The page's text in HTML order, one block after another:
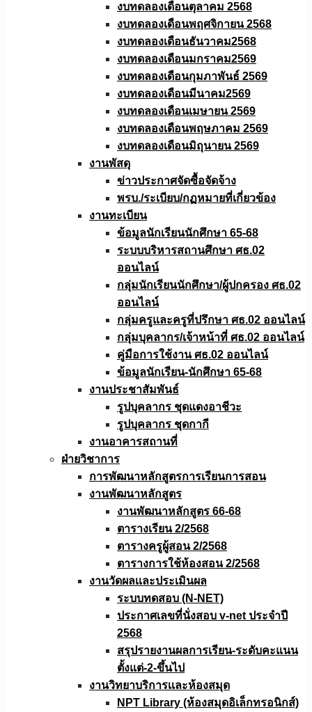
งบทดลองเดือนตุลาคม 2568
งบทดลองเดือนพฤศจิกายน 2568
งบทดลองเดือนธันวาคม2568
งบทดลองเดือนมกราคม2569
งบทดลองเดือนกุมภาพันธ์ 2569
งบทดลองเดือนมีนาคม2569
งบทดลองเดือนเมษายน 2569
งบทดลองเดือนพฤษภาคม 2569
งบทดลองเดือนมิถุนายน 2569
งานพัสดุ
ข่าวประกาศจัดซื้อจัดจ้าง
พรบ./ระเบียบ/กฏหมายที่เกี่ยวข้อง
งานทะเบียน
ข้อมูลนักเรียนนักศึกษา 65-68
ระบบบริหารสถานศึกษา ศธ.02
ออนไลน์
กลุ่มนักเรียนนักศึกษา/ผู้ปกครอง ศธ.02
ออนไลน์
กลุ่มครูและครูที่ปรึกษา ศธ.02 ออนไลน์
กลุ่มบุคลากร/เจ้าหน้าที่ ศธ.02 ออนไลน์
คู่มือการใช้งาน ศธ.02 ออนไลน์
ข้อมูลนักเรียน-นักศึกษา 65-68
งานประชาสัมพันธ์
รูปบุคลากร ชุดแดงอาชีวะ
รูปบุคลากร ชุดกากี
งานอาคารสถานที่
ฝ่ายวิชาการ
การพัฒนาหลักสูตรการเรียนการสอน
งานพัฒนาหลักสูตร
งานพัฒนาหลักสูตร 66-68
ตารางเรียน 2/2568
ตารางครูผู้สอน 2/2568
ตารางการใช้ห้องสอน 2/2568
งานวัดผลเเละประเมินผล
ระบบทดสอบ (N-NET)
ประกาศเลขที่นั่งสอบ v-net ประจำปี
2568
สรุปรายงานผลการเรียน-ระดับคะแนน
ตั้งแต่-2-ขึ้นไป
งานวิทยาบริการเเละห้องสมุด
NPT Library (ห้องสมุดอิเล็กทรอนิกส์)